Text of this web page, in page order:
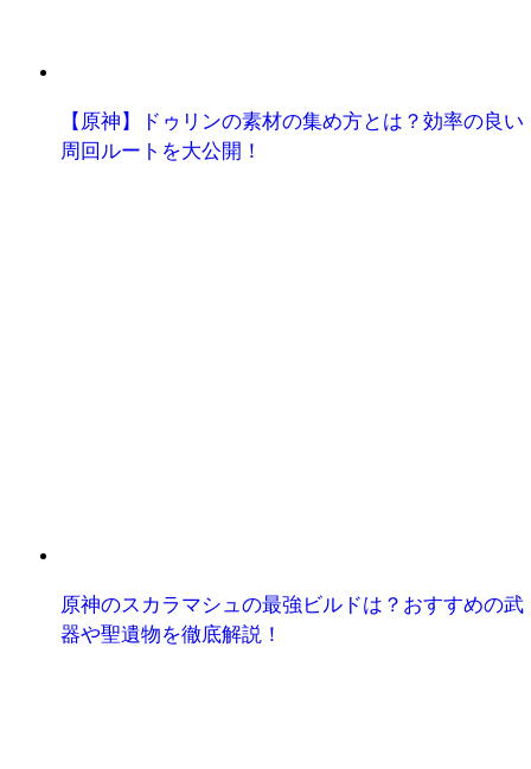
【原神】ドゥリンの素材の集め方とは？効率の良い
周回ルートを大公開！
原神のスカラマシュの最強ビルドは？おすすめの武
器や聖遺物を徹底解説！